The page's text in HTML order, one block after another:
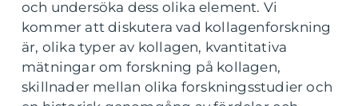
och undersöka dess olika element. Vi
kommer att diskutera vad kollagenforskning
är, olika typer av kollagen, kvantitativa
mätningar om forskning på kollagen,
skillnader mellan olika forskningsstudier och